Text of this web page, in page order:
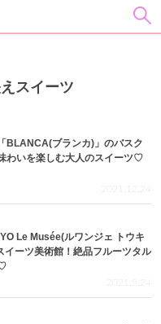
スイーツ
BLANCA(ブランカ)」のバスク
わいを楽しむ大人のスイーツ♡
2021.12.24
Le Musée(ルワンジェ トウキ
イーツ美術館！絶品フルーツタル
2021.5.24